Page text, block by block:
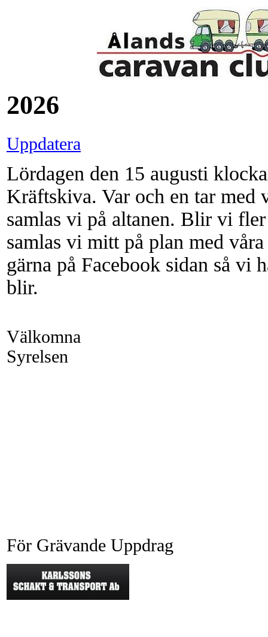
2026
Uppdatera
Lördagen den 15 augusti
Kräftskiva. Var och en tar med
samlas vi på altanen. Blir vi
samlas vi mitt på plan med
gärna på Facebook sidan så vi
blir.
Välkomna
Syrelsen
För Grävande Uppdrag